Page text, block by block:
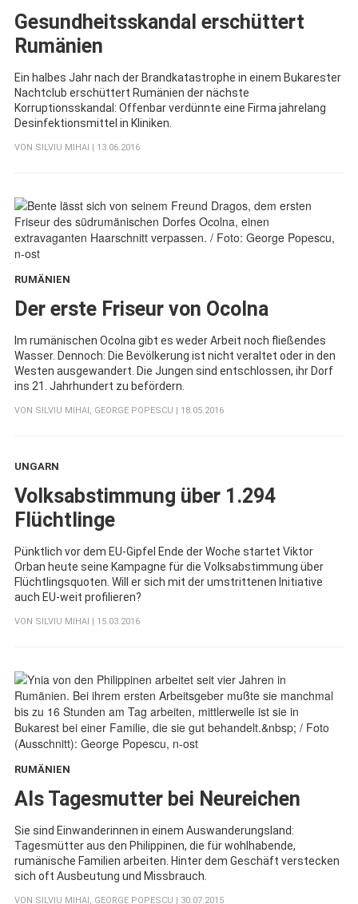
Gesundheitsskandal erschüttert
Rumänien
Ein halbes Jahr nach der Brandkatastrophe in einem Bukarester
Nachtclub erschüttert Rumänien der nächste
Korruptionsskandal: Offenbar verdünnte eine Firma jahrelang
Desinfektionsmittel in Kliniken.
VON SILVIU MIHAI | 13.06.2016
RUMÄNIEN
Der erste Friseur von Ocolna
Im rumänischen Ocolna gibt es weder Arbeit noch fließendes
Wasser. Dennoch: Die Bevölkerung ist nicht veraltet oder in den
Westen ausgewandert. Die Jungen sind entschlossen, ihr Dorf
ins 21. Jahrhundert zu befördern.
VON SILVIU MIHAI GEORGE POPESCU | 18.05.2016
UNGARN
Volksabstimmung über 1.294
Flüchtlinge
Pünktlich vor dem EU-Gipfel Ende der Woche startet Viktor
Orban heute seine Kampagne für die Volksabstimmung über
Flüchtlingsquoten. Will er sich mit der umstrittenen Initiative
auch EU-weit profilieren?
VON SILVIU MIHAI | 15.03.2016
RUMÄNIEN
Als Tagesmutter bei Neureichen
Sie sind Einwanderinnen in einem Auswanderungsland:
Tagesmütter aus den Philippinen, die für wohlhabende,
rumänische Familien arbeiten. Hinter dem Geschäft verstecken
sich oft Ausbeutung und Missbrauch.
VON SILVIU MIHAI GEORGE POPESCU | 30.07.2015